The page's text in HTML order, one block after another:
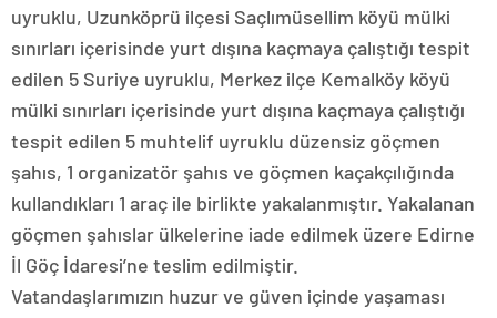
uyruklu, Uzunköprü ilçesi Saçlımüsellim köyü mülki
sınırları içerisinde yurt dışına kaçmaya çalıştığı tespit
edilen 5 Suriye uyruklu, Merkez ilçe Kemalköy köyü
mülki sınırları içerisinde yurt dışına kaçmaya çalıştığı
tespit edilen 5 muhtelif uyruklu düzensiz göçmen
şahıs, 1 organizatör şahıs ve göçmen kaçakçılığında
kullandıkları 1 araç ile birlikte yakalanmıştır. Yakalanan
göçmen şahıslar ülkelerine iade edilmek üzere Edirne
İl Göç İdaresi’ne teslim edilmiştir.
Vatandaşlarımızın huzur ve güven içinde yaşaması